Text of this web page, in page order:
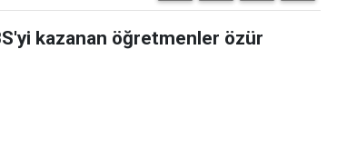
kazanan öğretmenler özür